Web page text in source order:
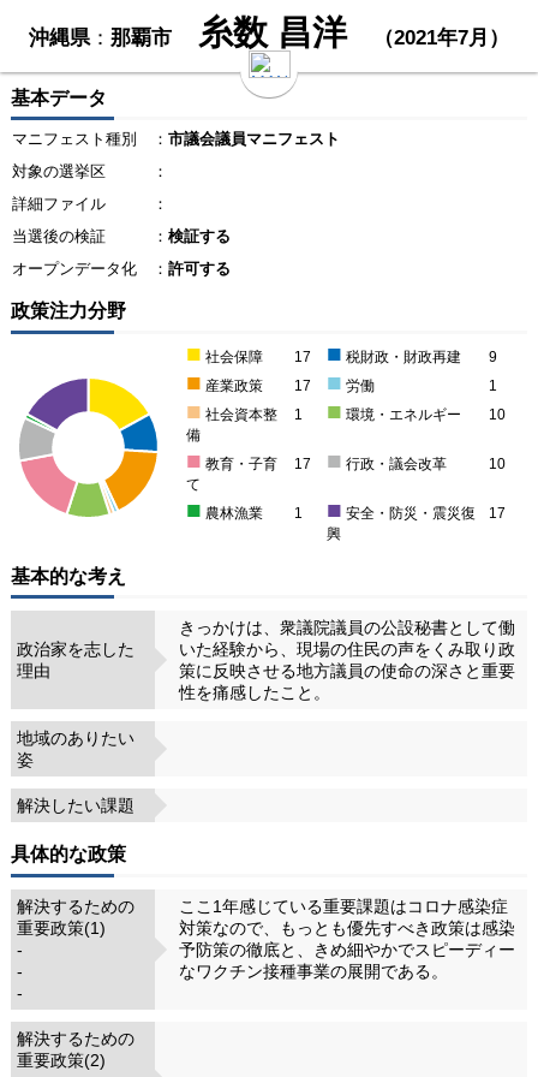
沖縄県：那覇市 糸数 昌洋 （2021年7月）
基本データ
マニフェスト種別 ： 市議会議員マニフェスト
対象の選挙区
：
詳細ファイル
：
当選後の検証
： 検証する
オープンデータ化
： 許可する
政策注力分野
■ 社会保障 17 ■ 税財政・財政再建 9
■ 産業政策 17 ■ 労働 1
■ 社会資本整
備
1 ■ 環境・エネルギー 10
■ 教育・子育
て
17 ■ 行政・議会改革 10
■ 農林漁業 1 ■ 安全・防災・震災復
興
17
基本的な考え
政治家を志した
理由
きっかけは、衆議院議員の公設秘書として働
いた経験から、現場の住民の声をくみ取り政
策に反映させる地方議員の使命の深さと重要
性を痛感したこと。
地域のありたい
姿
解決したい課題
具体的な政策
解決するための
重要政策(1)
-
-
-
ここ1年感じている重要課題はコロナ感染症
対策なので、もっとも優先すべき政策は感染
予防策の徹底と、きめ細やかでスピーディー
なワクチン接種事業の展開である。
解決するための
重要政策(2)